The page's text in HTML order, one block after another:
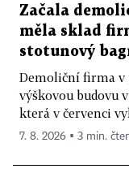
Začala
měla sklad
stotunový
Demoliční firma v
výškovou budovu
která v červenci
7. 8. 2026 ▪ 3 min.